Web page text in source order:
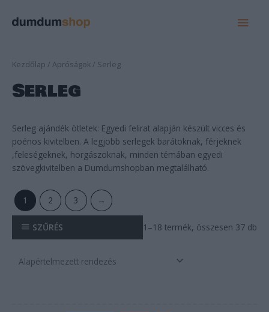
Kezdőlap / Apróságok/ Serleg
Serleg
Serleg ajándék ötletek: Egyedi felirat alapján készült vicces és
poénos kivitelben. A legjobb serlegek barátoknak, férjeknek
,feleségeknek, horgászoknak, minden témában egyedi
szövegkivitelben a Dumdumshopban megtalálható.
1 2 3 →
SZŰRÉS 1–18 termék, összesen 37 db